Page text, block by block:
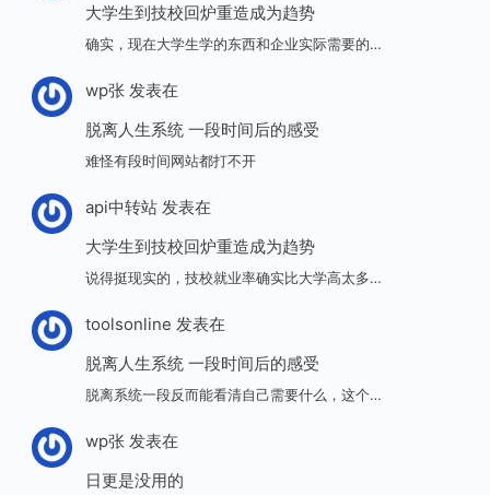
大学生到技校回炉重造成为趋势
确实，现在大学生学的东西和企业实际需要的…
wp张发表在
脱离人生系统 一段时间后的感受
难怪有段时间网站都打不开
api中转站发表在
大学生到技校回炉重造成为趋势
说得挺现实的，技校就业率确实比大学高太多…
toolsonline 发表在
脱离人生系统 一段时间后的感受
脱离系统一段反而能看清自己需要什么，这个…
wp张发表在
日更是没用的